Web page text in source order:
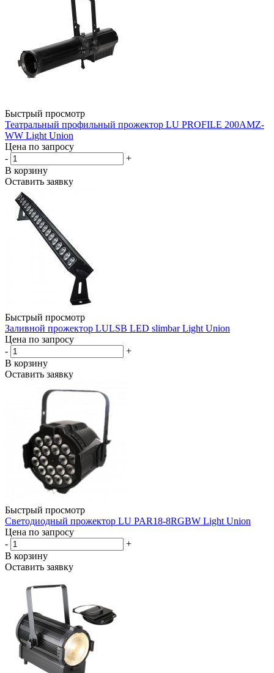
Быстрый просмотр
Театральный профильный прожектор LU PROFILE 200AMZ-
WW Light Union
Цена по запросу
-
+
В корзину
Оставить заявку
Быстрый просмотр
Заливной прожектор LULSB LED slimbar Light Union
Цена по запросу
-
+
В корзину
Оставить заявку
Быстрый просмотр
Светодиодный прожектор LU PAR18-8RGBW Light Union
Цена по запросу
-
+
В корзину
Оставить заявку